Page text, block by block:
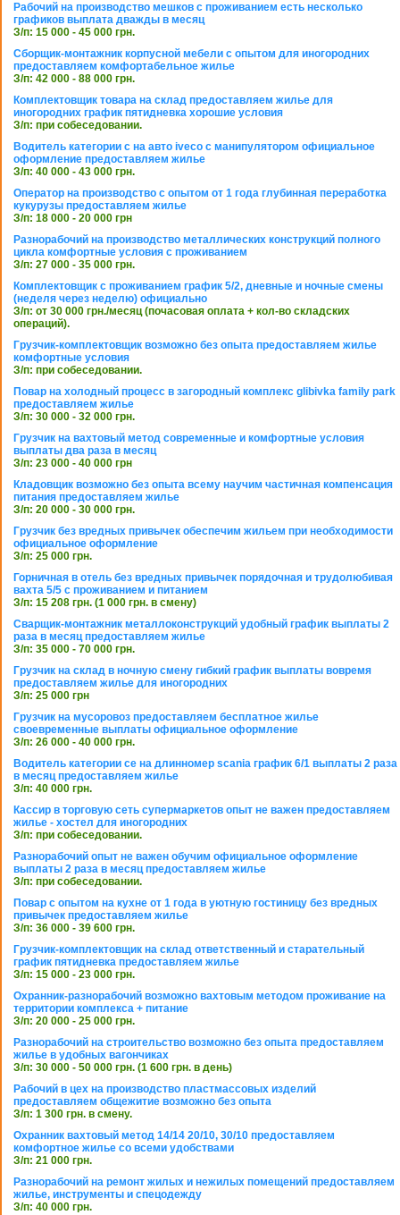
Рабочий на производство мешков с проживанием есть несколько
графиков выплата дважды в месяц
З/п: 15 000 - 45 000 грн.
Сборщик-монтажник корпусной мебели с опытом для иногородних
предоставляем комфортабельное жилье
З/п: 42 000 - 88 000 грн.
Комплектовщик товара на склад предоставляем жилье для
иногородних график пятидневка хорошие условия
З/п: при собеседовании.
Водитель категории с на авто iveco с манипулятором официальное
оформление предоставляем жилье
З/п: 40 000 - 43 000 грн.
Оператор на производство с опытом от 1 года глубинная переработка
кукурузы предоставляем жилье
З/п: 18 000 - 20 000 грн
Разнорабочий на производство металлических конструкций полного
цикла комфортные условия с проживанием
З/п: 27 000 - 35 000 грн.
Комплектовщик с проживанием график 5/2, дневные и ночные смены
(неделя через неделю) официально
З/п: от 30 000 грн./месяц (почасовая оплата + кол-во складских
операций).
Грузчик-комплектовщик возможно без опыта предоставляем жилье
комфортные условия
З/п: при собеседовании.
Повар на холодный процесс в загородный комплекс glibivka family park
предоставляем жилье
З/п: 30 000 - 32 000 грн.
Грузчик на вахтовый метод современные и комфортные условия
выплаты два раза в месяц
З/п: 23 000 - 40 000 грн
Кладовщик возможно без опыта всему научим частичная компенсация
питания предоставляем жилье
З/п: 20 000 - 30 000 грн.
Грузчик без вредных привычек обеспечим жильем при необходимости
официальное оформление
З/п: 25 000 грн.
Горничная в отель без вредных привычек порядочная и трудолюбивая
вахта 5/5 с проживанием и питанием
З/п: 15 208 грн. (1 000 грн. в смену)
Сварщик-монтажник металлоконструкций удобный график выплаты 2
раза в месяц предоставляем жилье
З/п: 35 000 - 70 000 грн.
Грузчик на склад в ночную смену гибкий график выплаты вовремя
предоставляем жилье для иногородних
З/п: 25 000 грн
Грузчик на мусоровоз предоставляем бесплатное жилье
своевременные выплаты официальное оформление
З/п: 26 000 - 40 000 грн.
Водитель категории се на длинномер scania график 6/1 выплаты 2 раза
в месяц предоставляем жилье
З/п: 40 000 грн.
Кассир в торговую сеть супермаркетов опыт не важен предоставляем
жилье - хостел для иногородних
З/п: при собеседовании.
Разнорабочий опыт не важен обучим официальное оформление
выплаты 2 раза в месяц предоставляем жилье
З/п: при собеседовании.
Повар с опытом на кухне от 1 года в уютную гостиницу без вредных
привычек предоставляем жилье
З/п: 36 000 - 39 600 грн.
Грузчик-комплектовщик на склад ответственный и старательный
график пятидневка предоставляем жилье
З/п: 15 000 - 23 000 грн.
Охранник-разнорабочий возможно вахтовым методом проживание на
территории комплекса + питание
З/п: 20 000 - 25 000 грн.
Разнорабочий на строительство возможно без опыта предоставляем
жилье в удобных вагончиках
З/п: 30 000 - 50 000 грн. (1 600 грн. в день)
Рабочий в цех на производство пластмассовых изделий
предоставляем общежитие возможно без опыта
З/п: 1 300 грн. в смену.
Охранник вахтовый метод 14/14 20/10, 30/10 предоставляем
комфортное жилье со всеми удобствами
З/п: 21 000 грн.
Разнорабочий на ремонт жилых и нежилых помещений предоставляем
жилье, инструменты и спецодежду
З/п: 40 000 грн.